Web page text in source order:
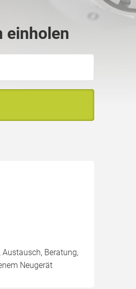
einholen
Beratung,
Neugerät